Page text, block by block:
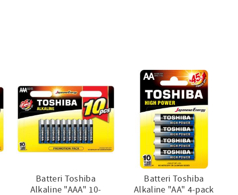
Batteri Toshiba
Alkaline "AAA" 10-
Batteri Toshiba
Alkaline "AA" 4-pack